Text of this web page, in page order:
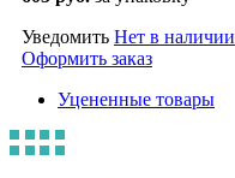
Уведомить Нет в наличии
Оформить заказ
Уцененные товары